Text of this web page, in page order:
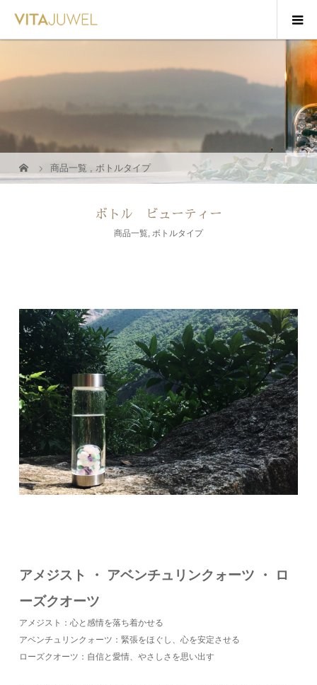
商品一覧 ,ボトルタイプ
ボトル ビューティー
商品一覧, ボトルタイプ
アメジスト ・ アベンチュリンクォーツ ・ ロ
ーズクオーツ
アメジスト：心と感情を落ち着かせる
アベンチュリンクォーツ：緊張をほぐし、心を安定させる
ローズクオーツ：自信と愛情、やさしさを思い出す